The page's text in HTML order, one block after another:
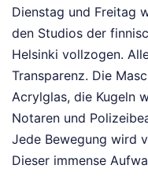
Dienstag und Freitag
den Studios der
Helsinki vollzogen.
Transparenz. Die
Acrylglas, die Kugeln
Notaren und
Jede Bewegung wird
Dieser immense